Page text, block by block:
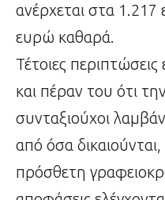
ανέρχεται στα 1.217
ευρώ καθαρά.
Τέτοιες
και πέραν του ότι
συνταξιούχοι
από όσα δικαιούνται,
πρόσθετη